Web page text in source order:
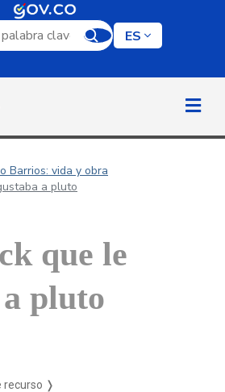
por palabra clave
ES
Barrios: vida y obra
a pluto
que le
pluto
recurso ❭